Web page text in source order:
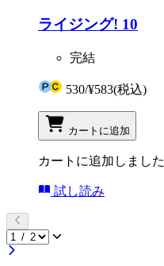
ライジング! 10
完結
530/¥583(税込)
カートに追加
カートに追加しました
試し読み